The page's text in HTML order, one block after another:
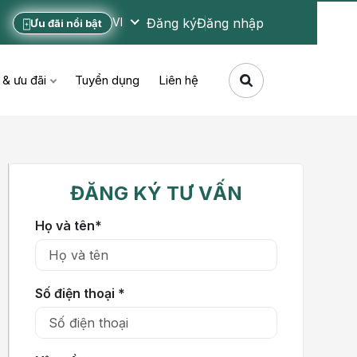
Ưu đãi nổi bật VI Đăng kýĐăng nhập
ưu đãi Tuyển dụng Liên hệ
ĐĂNG KÝ TƯ VẤN
Họ và tên*
Số điện thoại *